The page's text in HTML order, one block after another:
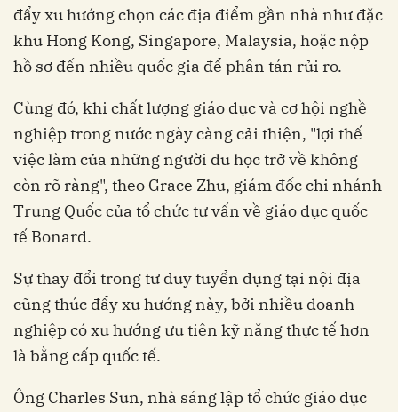
đẩy xu hướng chọn các địa điểm gần nhà như đặc
khu Hong Kong, Singapore, Malaysia, hoặc nộp
hồ sơ đến nhiều quốc gia để phân tán rủi ro.
Cùng đó, khi chất lượng giáo dục và cơ hội nghề
nghiệp trong nước ngày càng cải thiện, "lợi thế
việc làm của những người du học trở về không
còn rõ ràng", theo Grace Zhu, giám đốc chi nhánh
Trung Quốc của tổ chức tư vấn về giáo dục quốc
tế Bonard.
Sự thay đổi trong tư duy tuyển dụng tại nội địa
cũng thúc đẩy xu hướng này, bởi nhiều doanh
nghiệp có xu hướng ưu tiên kỹ năng thực tế hơn
là bằng cấp quốc tế.
Ông Charles Sun, nhà sáng lập tổ chức giáo dục